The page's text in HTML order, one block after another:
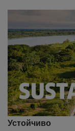
Устойчиво